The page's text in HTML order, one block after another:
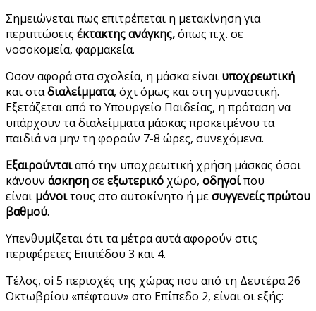
Σημειώνεται πως επιτρέπεται η μετακίνηση για
περιπτώσεις έκτακτης ανάγκης,όπως π.χ. σε
νοσοκομεία, φαρμακεία.
Οσον αφορά στα σχολεία, η μάσκα είναι υποχρεωτική
και σταδιαλείμματα, όχι όμως και στη γυμναστική.
Εξετάζεται από το Υπουργείο Παιδείας, η πρόταση να
υπάρχουν τα διαλείμματα μάσκας προκειμένου τα
παιδιά να μην τη φορούν 7-8 ώρες, συνεχόμενα.
Εξαιρούνταιαπό την υποχρεωτική χρήση μάσκας όσοι
κάνουν άσκησησεεξωτερικό χώρο, οδηγοίπου
είναι μόνοιτους στο αυτοκίνητο ή μεσυγγενείς πρώτου
βαθμού.
Υπενθυμίζεται ότι τα μέτρα αυτά αφορούν στις
περιφέρειες Eπιπέδου 3 και 4.
Τέλος, oi 5 περιοχές της χώρας που από τη Δευτέρα 26
Οκτωβρίου «πέφτουν» στο Επίπεδο 2, είναι οι εξής: